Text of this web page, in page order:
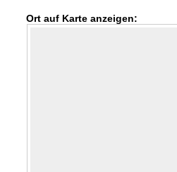
Ort auf Karte anzeigen: